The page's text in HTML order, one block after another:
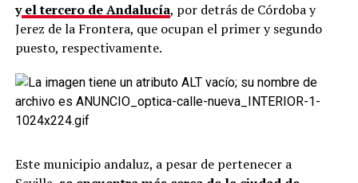
yel tercero de Andalucía, por detrás de Córdoba y
Jerez de la Frontera, que ocupan el primer y segundo
puesto, respectivamente.
Este municipio andaluz, a pesar de pertenecer a